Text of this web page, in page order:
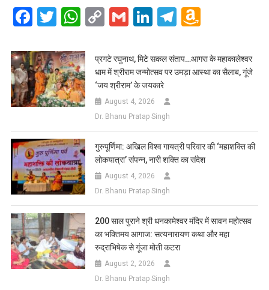
Facebook
Twitter
WhatsApp
CopyGmailLinkedIn
Telegram
List
प्रगटे रघुनाथ, मिटे सकल संताप…आगरा के महाकालेश्वर
धाम में श्रीराम जन्मोत्सव पर उमड़ा आस्था का सैलाब, गूंजे
‘जय श्रीराम’ के जयकारे
August 4, 2026
Dr. Bhanu Pratap Singh
गुरुपूर्णिमा: अखिल विश्व गायत्री परिवार की ‘महाशक्ति की
लोकयात्रा’ संपन्न, नारी शक्ति का संदेश
August 4, 2026
Dr. Bhanu Pratap Singh
200 साल पुराने श्री धनकामेश्वर मंदिर में सावन महोत्सव
का भक्तिमय आगाज: सत्यनारायण कथा और महा
रुद्राभिषेक से गूंजा मोती कटरा
August 2, 2026
Dr. Bhanu Pratap Singh